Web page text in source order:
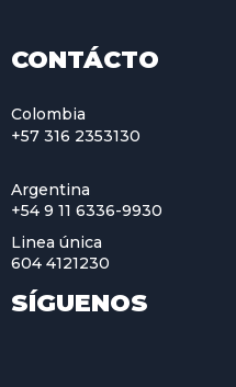
CONTÁCTO
Colombia
+57 316 2353130
Argentina
+54 9 11 6336-9930
Linea única
604 4121230
SÍGUENOS